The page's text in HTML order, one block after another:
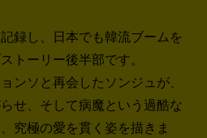
録し、日本でも韓流ブームを
トーリー後半部です。
ンソと再会したソンジュが、
せ、そして病魔という過酷な
究極の愛を貫く姿を描きま